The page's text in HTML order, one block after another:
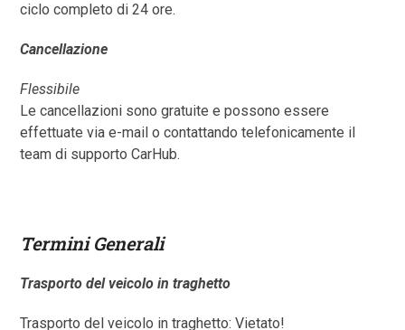
ciclo completo di 24 ore.
Cancellazione
Flessibile
Le cancellazioni sono gratuite e possono essere
effettuate via e-mail o contattando telefonicamente il
team di supporto CarHub.
Termini Generali
Trasporto del veicolo in traghetto
Trasporto del veicolo in traghetto: Vietato!